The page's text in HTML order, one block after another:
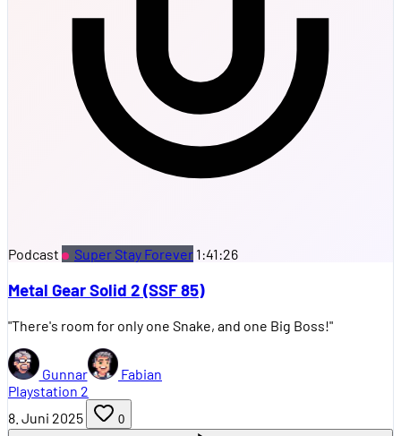
Podcast Super Stay Forever 1:41:26
Metal Gear Solid 2 (SSF 85)
"There's room for only one Snake, and one Big Boss!"
Gunnar
Fabian
Playstation 2
8. Juni 2025
0